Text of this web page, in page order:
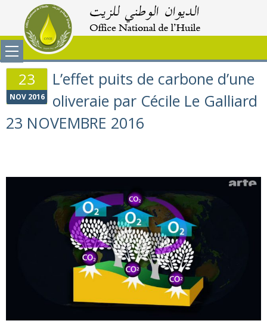
23
NOV 2016
L’effet puits de carbone d’une
oliveraie par Cécile Le Galliard
23 NOVEMBRE 2016